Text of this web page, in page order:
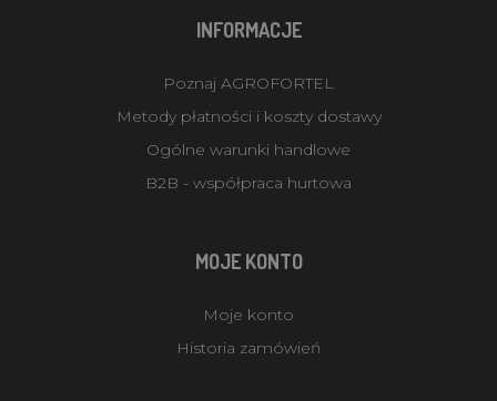
INFORMACJE
Poznaj AGROFORTEL
Metody płatności i koszty dostawy
Ogólne warunki handlowe
B2B - współpraca hurtowa
MOJE KONTO
Moje konto
Historia zamówień